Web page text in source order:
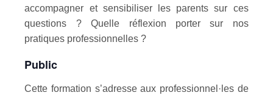
accompagner et sensibiliser les parents sur ces
questions ? Quelle réflexion porter sur nos
pratiques professionnelles ?
Public
Cette formation s’adresse aux professionnel·les de